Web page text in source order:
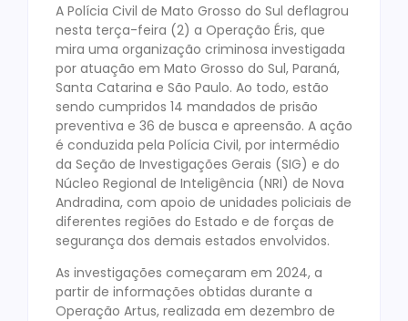
A Polícia Civil de Mato Grosso do Sul deflagrou
nesta terça-feira (2) a Operação Éris, que
mira uma organização criminosa investigada
por atuação em Mato Grosso do Sul, Paraná,
Santa Catarina e São Paulo. Ao todo, estão
sendo cumpridos 14 mandados de prisão
preventiva e 36 de busca e apreensão. A ação
é conduzida pela Polícia Civil, por intermédio
da Seção de Investigações Gerais (SIG) e do
Núcleo Regional de Inteligência (NRI) de Nova
Andradina, com apoio de unidades policiais de
diferentes regiões do Estado e de forças de
segurança dos demais estados envolvidos.
As investigações começaram em 2024, a
partir de informações obtidas durante a
Operação Artus, realizada em dezembro de